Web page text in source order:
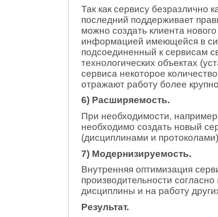
Так как сервису безразлично
последний поддерживает
можно создать клиента
информацией имеющейся в
подсоединенный к сервисам
технологических объектах
сервиса некоторое
отражают работу более
6) Расширяемость.
При необходимости,
необходимо создать новый
(дисциплинами и
7) Модернизируемость.
Внутренняя оптимизация
производительности
дисциплины и на работу
Результат.